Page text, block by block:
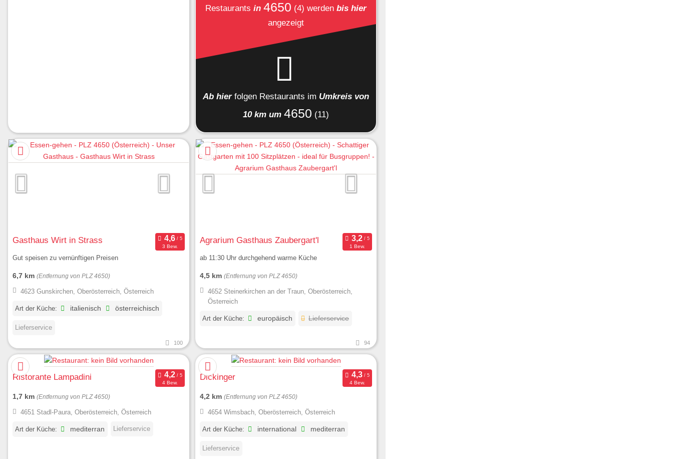
Restaurants in 4650 (4) werden bis hier
angezeigt
Ab hier folgen Restaurants im Umkreis von
10 km um 4650 (11)
Gasthaus Wirt in Strass
3 Bew.
Gut speisen zu vernünftigen Preisen
6,7 km (Entfernung von PLZ 4650)
4623 Gunskirchen, Oberösterreich, Österreich
Art der Küche: italienisch österreichisch
Lieferservice
100
Agrarium Gasthaus Zaubergart'l
1 Bew.
ab 11:30 Uhr durchgehend warme Küche
4,5 km (Entfernung von PLZ 4650)
4652 Steinerkirchen an der Traun, Oberösterreich,
Österreich
Art der Küche: europäisch Lieferservice
94
Ristorante Lampadini
4 Bew.
1,7 km (Entfernung von PLZ 4650)
4651 Stadl-Paura, Oberösterreich, Österreich
Art der Küche: mediterran Lieferservice
Dickinger
4 Bew.
4,2 km (Entfernung von PLZ 4650)
4654 Wimsbach, Oberösterreich, Österreich
Art der Küche: international mediterran
Lieferservice